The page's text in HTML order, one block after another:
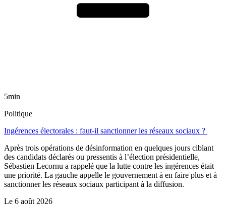
5min
Politique
Ingérences électorales : faut-il sanctionner les réseaux sociaux ?
Après trois opérations de désinformation en quelques jours ciblant
des candidats déclarés ou pressentis à l’élection présidentielle,
Sébastien Lecornu a rappelé que la lutte contre les ingérences était
une priorité. La gauche appelle le gouvernement à en faire plus et à
sanctionner les réseaux sociaux participant à la diffusion.
Le 6 août 2026